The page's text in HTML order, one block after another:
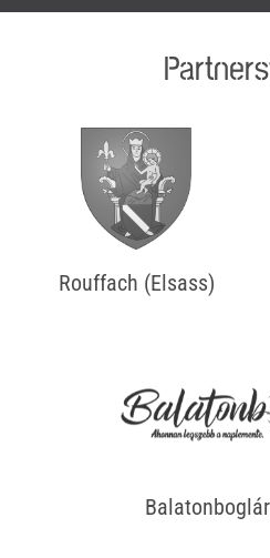
Rouffach (Elsass)